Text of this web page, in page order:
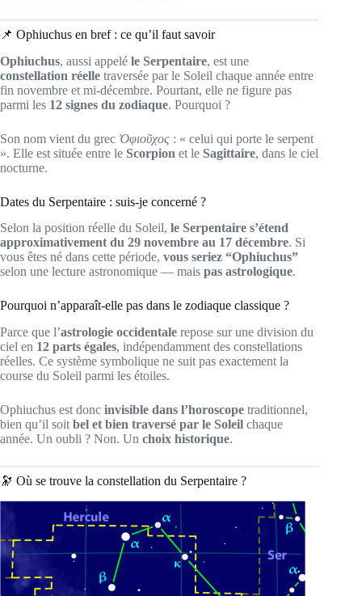
📌 Ophiuchus en bref : ce qu’il faut savoir
Ophiuchus, aussi appelé le Serpentaire, est une
constellation réelle traversée par le Soleil chaque année entre
fin novembre et mi-décembre. Pourtant, elle ne figure pas
parmi les 12 signes du zodiaque. Pourquoi ?
Son nom vient du grec Ὀφιοῦχος : « celui qui porte le serpent
». Elle est située entre le Scorpion et le Sagittaire, dans le ciel
nocturne.
Dates du Serpentaire : suis-je concerné ?
Selon la position réelle du Soleil, le Serpentaire s’étend
approximativement du 29 novembre au 17 décembre. Si
vous êtes né dans cette période, vous seriez “Ophiuchus”
selon une lecture astronomique — mais pas astrologique.
Pourquoi n’apparaît-elle pas dans le zodiaque classique ?
Parce que l’astrologie occidentale repose sur une division du
ciel en 12 parts égales, indépendamment des constellations
réelles. Ce système symbolique ne suit pas exactement la
course du Soleil parmi les étoiles.
Ophiuchus est donc invisible dans l’horoscope traditionnel,
bien qu’il soit bel et bien traversé par le Soleil chaque
année. Un oubli ? Non. Un choix historique.
🔭 Où se trouve la constellation du Serpentaire ?